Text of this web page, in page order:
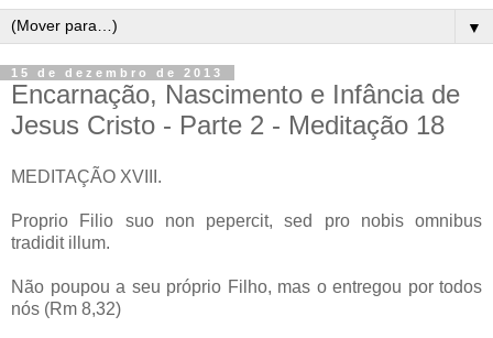
▼
15 de dezembro de 2013
Encarnação, Nascimento e Infância de
Jesus Cristo - Parte 2 - Meditação 18
MEDITAÇÃO XVIII.
Proprio Filio suo non pepercit, sed pro nobis omnibus
tradidit illum.
Não poupou a seu próprio Filho, mas o entregou por todos
nós (Rm 8,32)